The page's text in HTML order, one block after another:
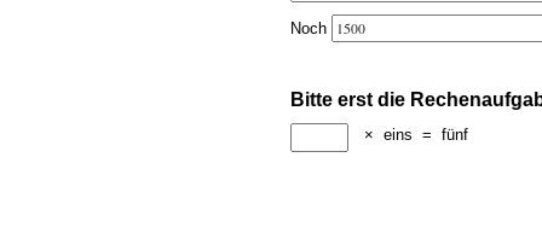
Noch
Bitte erst die
× eins = fünf